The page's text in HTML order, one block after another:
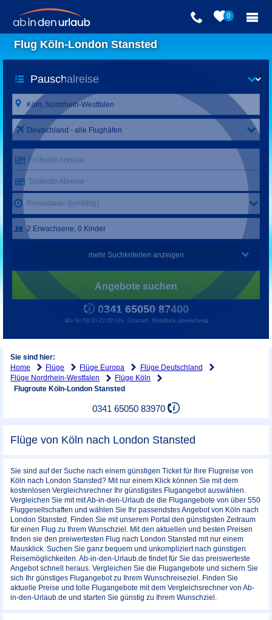
0
Flug Köln-London Stansted
Deutschland - alle Flughäfen
Früheste Anreise
Späteste Abreise
Reisedauer (beliebig)
mehr Suchkriterien anzeigen
Angebote suchen
0341 65050 87400
Mo-So 09:00-22:00 Uhr, Ortstarif, Mobilfunk abweichend
Sie sind hier:
Home
Flüge Flüge Europa
Flüge Deutschland
Flüge Nordrhein-Westfalen
Flüge Köln
Flugroute Köln-London Stansted
0341 65050 83970
Flüge von Köln nach London Stansted
Sie sind auf der Suche nach einem günstigen Ticket für Ihre Flugreise von
Köln nach London Stansted? Mit nur einem Klick können Sie mit dem
kostenlosen Vergleichsrechner Ihr günstigstes Flugangebot auswählen.
Vergleichen Sie mit mit Ab-in-den-Urlaub.de die Flugangebote von über 550
Fluggesellschaften und wählen Sie Ihr passendstes Angebot von Köln nach
London Stansted. Finden Sie mit unserem Portal den günstigsten Zeitraum
für einen Flug zu Ihrem Wunschziel. Mit den aktuellen und besten Preisen
finden sie den preiwertesten Flug nach London Stansted mit nur einem
Mausklick. Suchen Sie ganz bequem und unkompliziert nach günstigen
Reisemöglichkeiten. Ab-in-den-Urlaub.de findet für Sie das preiswerteste
Angebot schnell heraus. Vergleichen Sie die Flugangebote und sichern Sie
sich Ihr günstiges Flugangebot zu Ihrem Wunschreiseziel. Finden Sie
aktuelle Preise und tolle Flugangebote mit dem Vergleichsrechner von Ab-
in-den-Urlaub.de und starten Sie günstig zu Ihrem Wunschziel.